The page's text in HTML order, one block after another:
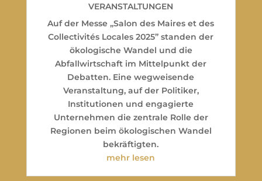
VERANSTALTUNGEN
Auf der Messe „Salon des Maires et des
Collectivités Locales 2025” standen der
ökologische Wandel und die
Abfallwirtschaft im Mittelpunkt der
Debatten. Eine wegweisende
Veranstaltung, auf der Politiker,
Institutionen und engagierte
Unternehmen die zentrale Rolle der
Regionen beim ökologischen Wandel
bekräftigten.
mehr lesen